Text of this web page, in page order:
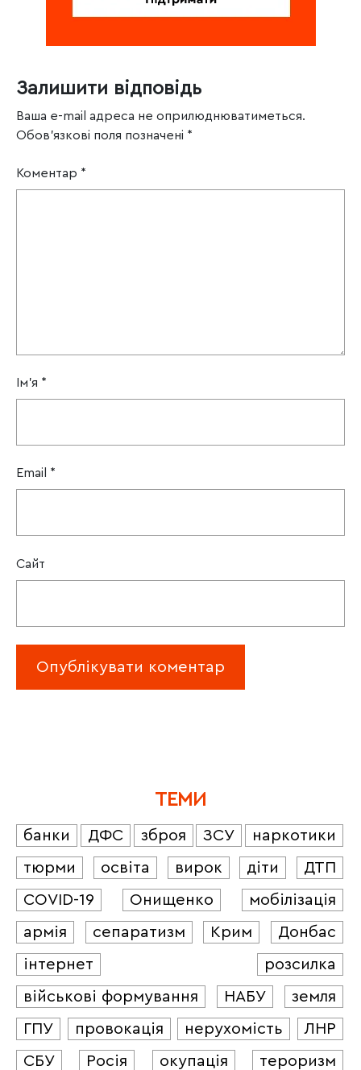
Залишити відповідь
Ваша e-mail адреса не оприлюднюватиметься.
Обов’язкові поля позначені *
Коментар *
Ім'я *
Email *
Сайт
ТЕМИ
банки ДФС зброя ЗСУ
наркотики
тюрми
освіта вирок діти
ДТП
COVID-19
Онищенко
мобілізація
армія
сепаратизм Крим
Донбас
інтернет
розсилка
військові формування
НАБУ
земля
ГПУ
провокація нерухомість
ЛНР
СБУ
Росія окупація
тероризм